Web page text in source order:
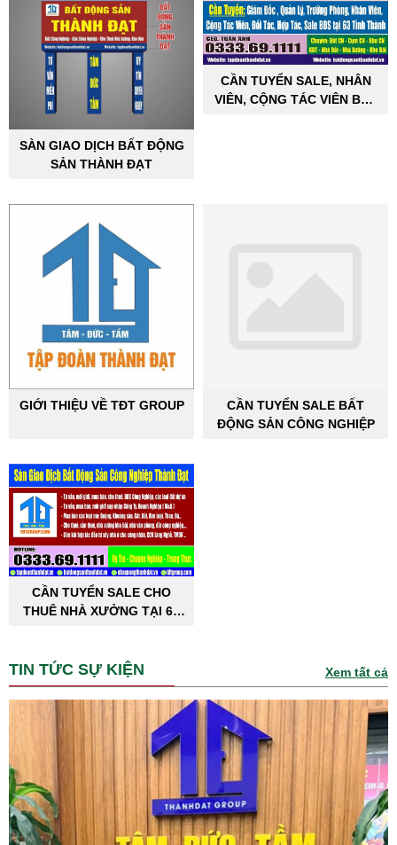
SÀN GIAO DỊCH BẤT ĐỘNG
SẢN THÀNH ĐẠT
CẦN TUYỂN SALE, NHÂN
VIÊN, CỘNG TÁC VIÊN BẤT
GIỚI THIỆU VỀ TĐT GROUP
CẦN TUYỂN SALE BẤT
ĐỘNG SẢN CÔNG NGHIỆP
CẦN TUYỂN SALE CHO
THUÊ NHÀ XƯỞNG TẠI 63
TIN TỨC SỰ KIỆN Xem tất cả